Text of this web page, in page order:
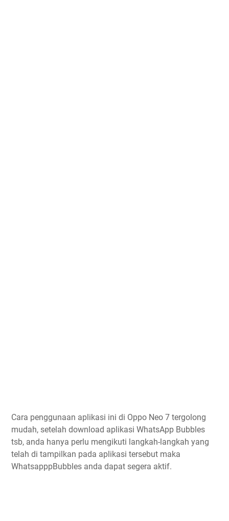
Cara penggunaan aplikasi ini di Oppo Neo 7 tergolong
mudah, setelah download aplikasi WhatsApp Bubbles
tsb, anda hanya perlu mengikuti langkah-langkah yang
telah di tampilkan pada aplikasi tersebut maka
WhatsapppBubbles anda dapat segera aktif.